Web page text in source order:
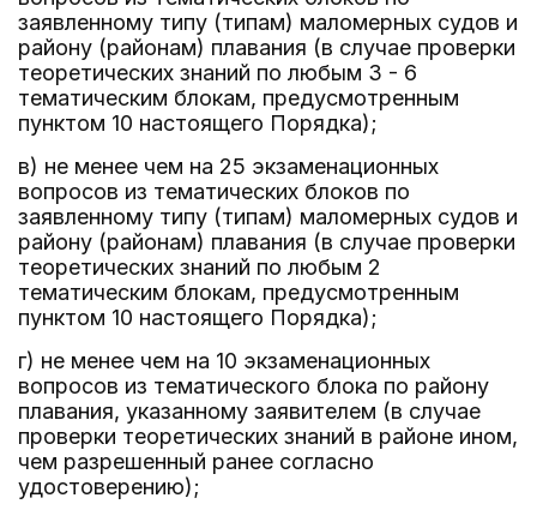
заявленному типу (типам) маломерных судов и
району (районам) плавания (в случае проверки
теоретических знаний по любым 3 - 6
тематическим блокам, предусмотренным
пунктом 10 настоящего Порядка);
в) не менее чем на 25 экзаменационных
вопросов из тематических блоков по
заявленному типу (типам) маломерных судов и
району (районам) плавания (в случае проверки
теоретических знаний по любым 2
тематическим блокам, предусмотренным
пунктом 10 настоящего Порядка);
г) не менее чем на 10 экзаменационных
вопросов из тематического блока по району
плавания, указанному заявителем (в случае
проверки теоретических знаний в районе ином,
чем разрешенный ранее согласно
удостоверению);